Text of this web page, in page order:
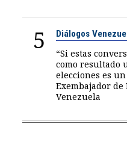
5 Diálogos
“Si estas
como resultado
elecciones es
Exembajador de
Venezuela